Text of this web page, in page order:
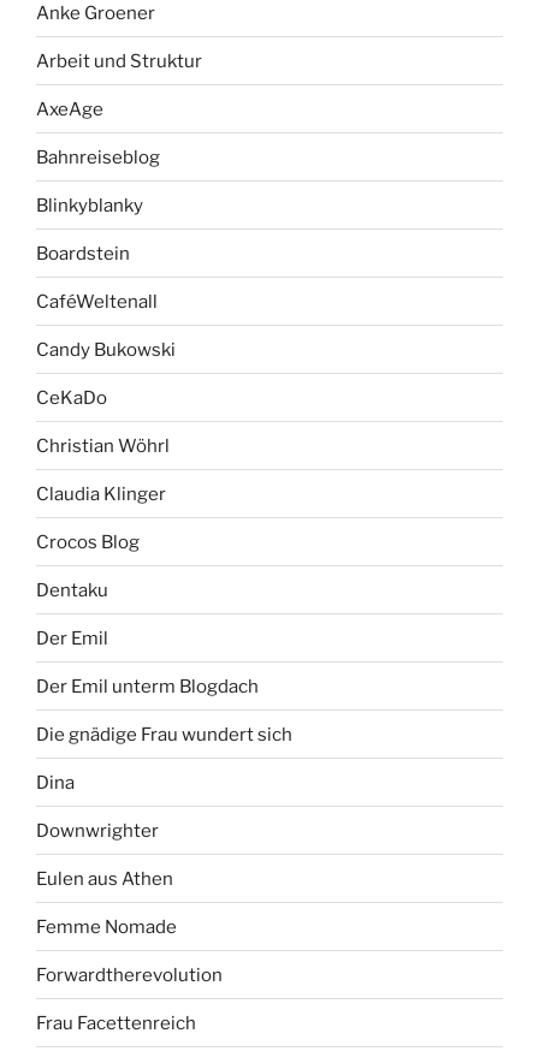
Anke Groener
Arbeit und Struktur
AxeAge
Bahnreiseblog
Blinkyblanky
Boardstein
CaféWeltenall
Candy Bukowski
CeKaDo
Christian Wöhrl
Claudia Klinger
Crocos Blog
Dentaku
Der Emil
Der Emil unterm Blogdach
Die gnädige Frau wundert sich
Dina
Downwrighter
Eulen aus Athen
Femme Nomade
Forwardtherevolution
Frau Facettenreich